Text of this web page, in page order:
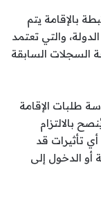
بالإقامة يتم
والتي تعتمد
السجلات السابقة
طلبات الإقامة
بالالتزام
أي تأثيرات قد
أو الدخول إلى